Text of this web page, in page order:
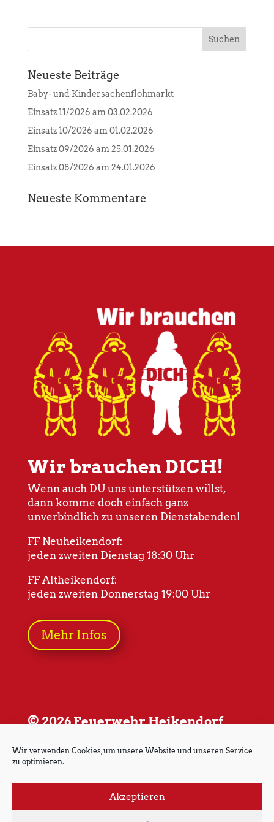
Wir verwenden Cookies, um unsere Website und unseren Service
zu optimieren.
Akzeptieren
Neueste Beiträge
Baby- und Kindersachenflohmarkt
Einsatz 11/2026 am 03.02.2026
Einsatz 10/2026 am 01.02.2026
Einsatz 09/2026 am 25.01.2026
Einsatz 08/2026 am 24.01.2026
Neueste Kommentare
Wir brauchen DICH!
Wenn auch DU uns unterstützen willst,
dann komme doch einfach ganz
unverbindlich zu unseren Dienstabenden!
FF Neuheikendorf:
jeden zweiten Dienstag 18:30 Uhr
FF Altheikendorf:
jeden zweiten Donnerstag 19:00 Uhr
Mehr Infos
© 2026 Feuerwehr Heikendorf
Impressum Datenschutz